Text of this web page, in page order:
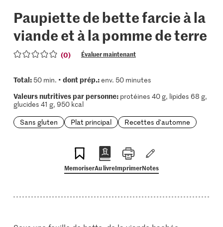
Paupiette de bette farcie à la
viande et à la pomme de terre
(0) Évaluer maintenant
Total:50 min. • dont prép.:env. 50 minutes
Valeurs nutritives par personne:protéines 40 g, lipides 68 g,
glucides 41 g, 950 kcal
Sans gluten
Plat principal Recettes d'automne
MemoriserAu livreImprimerNotes